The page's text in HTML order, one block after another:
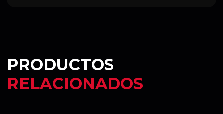
PRODUCTOS
RELACIONADOS